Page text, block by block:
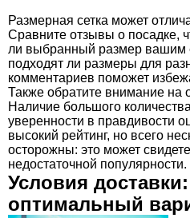
Размерная сетка может
Сравните отзывы о посадке,
ли выбранный размер вашим
подходят ли размеры для
комментариев поможет
Также обратите внимание на
Наличие большого
уверенности в правдивости
высокий рейтинг, но всего
осторожны: это может
недостаточной популярности.
Условия
оптимальный